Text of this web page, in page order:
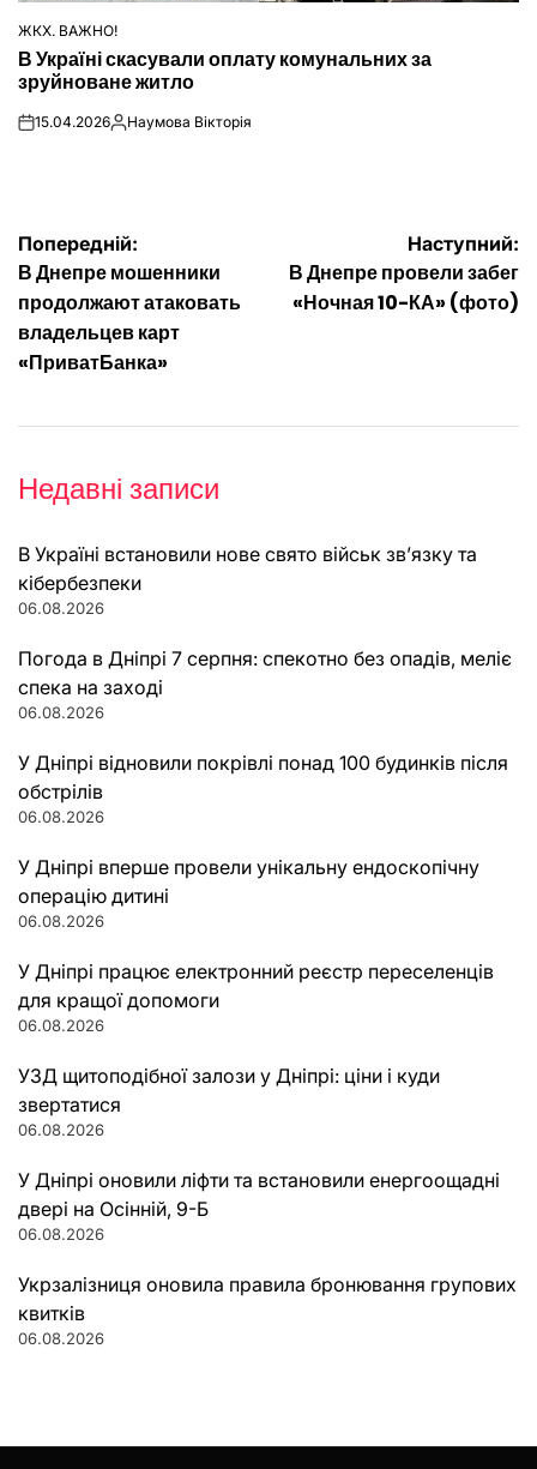
ОПУБЛІКУВАТИ
У
ЖКХ. ВАЖНО!
В Україні скасували оплату комунальних за
зруйноване житло
on15.04.2026Опубліковано
Наумова Вікторія
Навігація
записів
Попередній:
В Днепре мошенники
продолжают атаковать
владельцев карт
«ПриватБанка»
Наступний:
В Днепре провели забег
«Ночная 10-КА» (фото)
Недавні записи
В Україні встановили нове свято військ зв’язку та
кібербезпеки
06.08.2026
Погода в Дніпрі 7 серпня: спекотно без опадів, меліє
спека на заході
06.08.2026
У Дніпрі відновили покрівлі понад 100 будинків після
обстрілів
06.08.2026
У Дніпрі вперше провели унікальну ендоскопічну
операцію дитині
06.08.2026
У Дніпрі працює електронний реєстр переселенців
для кращої допомоги
06.08.2026
УЗД щитоподібної залози у Дніпрі: ціни і куди
звертатися
06.08.2026
У Дніпрі оновили ліфти та встановили енергоощадні
двері на Осінній, 9-Б
06.08.2026
Укрзалізниця оновила правила бронювання групових
квитків
06.08.2026